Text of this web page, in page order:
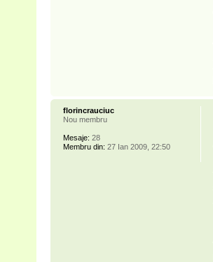
florincrauciuc
Nou membru
Mesaje: 28
Membru din: 27 Ian 2009, 22:50